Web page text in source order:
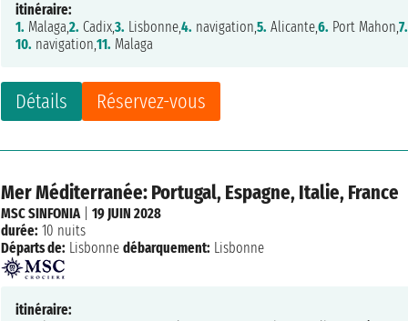
Détails Réservez-vous
itinéraire:
1. Malaga,2. Cadix,3. Lisbonne,4. navigation,5. Alicante,6. Port Mahon,7.
10. navigation,11. Malaga
Mer Méditerranée: Portugal, Espagne, Italie, France
MSC SINFONIA|19 JUIN 2028
durée: 10 nuits
Départs de: Lisbonne débarquement: Lisbonne
itinéraire: